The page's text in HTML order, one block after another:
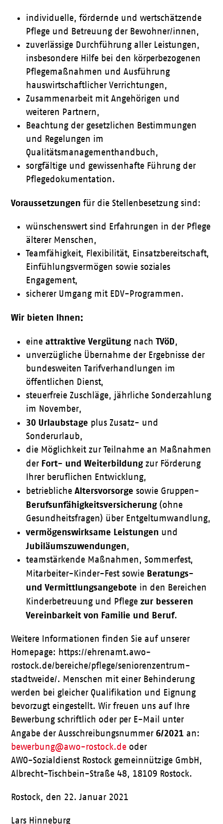
individuelle, fördernde und wertschätzende
Pflege und Betreuung der Bewohner/innen,
zuverlässige Durchführung aller Leistungen,
insbesondere Hilfe bei den körperbezogenen
Pflegemaßnahmen und Ausführung
hauswirtschaftlicher Verrichtungen,
Zusammenarbeit mit Angehörigen und
weiteren Partnern,
Beachtung der gesetzlichen Bestimmungen
und Regelungen im
Qualitätsmanagementhandbuch,
sorgfältige und gewissenhafte Führung der
Pflegedokumentation.
Voraussetzungen für die Stellenbesetzung sind:
wünschenswert sind Erfahrungen in der Pflege
älterer Menschen,
Teamfähigkeit, Flexibilität, Einsatzbereitschaft,
Einfühlungsvermögen sowie soziales
Engagement,
sicherer Umgang mit EDV-Programmen.
Wir bieten Ihnen:
eineattraktive Vergütung nachTVöD,
unverzügliche Übernahme der Ergebnisse der
bundesweiten Tarifverhandlungen im
öffentlichen Dienst,
steuerfreie Zuschläge, jährliche Sonderzahlung
im November,
30 Urlaubstage plus Zusatz- und
Sonderurlaub,
die Möglichkeit zur Teilnahme an Maßnahmen
der Fort- und Weiterbildung zur Förderung
Ihrer beruflichen Entwicklung,
betrieblicheAltersvorsorge sowie Gruppen-
Berufsunfähigkeitsversicherung (ohne
Gesundheitsfragen) über Entgeltumwandlung,
vermögenswirksame Leistungen und
Jubiläumszuwendungen,
teamstärkende Maßnahmen, Sommerfest,
Mitarbeiter-Kinder-Fest sowie Beratungs-
und Vermittlungsangebote in den Bereichen
Kinderbetreuung und Pflegezur besseren
Vereinbarkeit von Familie und Beruf.
Weitere Informationen finden Sie auf unserer
Homepage: https://ehrenamt.awo-
rostock.de/bereiche/pflege/seniorenzentrum-
stadtweide/. Menschen mit einer Behinderung
werden bei gleicher Qualifikation und Eignung
bevorzugt eingestellt. Wir freuen uns auf Ihre
Bewerbung schriftlich oder per E-Mail unter
Angabe der Ausschreibungsnummer 6/2021 an:
bewerbung@awo-rostock.de oder
AWO-Sozialdienst Rostock gemeinnützige GmbH,
Albrecht-Tischbein-Straße 48, 18109 Rostock.
Rostock, den 22. Januar 2021
Lars Hinneburg